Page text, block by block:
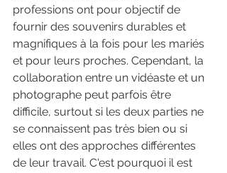
professions ont pour objectif de
fournir des souvenirs durables et
magnifiques à la fois pour les mariés
et pour leurs proches. Cependant, la
collaboration entre un vidéaste et un
photographe peut parfois être
difficile, surtout si les deux parties ne
se connaissent pas très bien ou si
elles ont des approches différentes
de leur travail. C'est pourquoi il est